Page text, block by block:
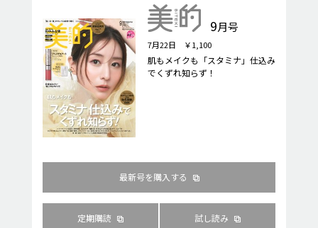
9月号
7月22日 ￥1,100
肌もメイクも「スタミナ」仕込み
でくずれ知らず！
最新号を購入する
定期購読 試し読み